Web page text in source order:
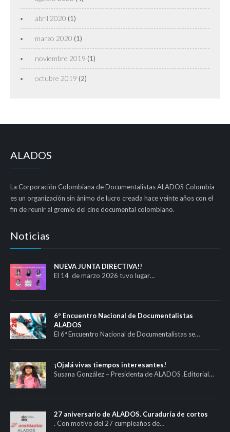
abril 2020 (1)
marzo 2020 (1)
noviembre 2019 (1)
octubre 2019 (2)
ALADOS
La Corporación Colombiana de Documentalistas ALADOS Colombia
es un organización sin ánimo de lucro creada hace veinte años con el
fin de reunir al gremio del cine documental colombiano.
Noticias
NUEVA JUNTA DIRECTIVA!!
El 14 de marzo 2026 tuvo lugar…
6º Encuentro Nacional de Documentalistas
ALADOS
El 6ª Encuentro Nacional de Documentalistas se…
¡Ojalá vivas tiempos interesantes!
Susana González – Presidenta de ALADOS .Editorial…
27 aniversario de ALADOS. Curaduría de cortos
. Con motivo del 27 cumpleaños de…